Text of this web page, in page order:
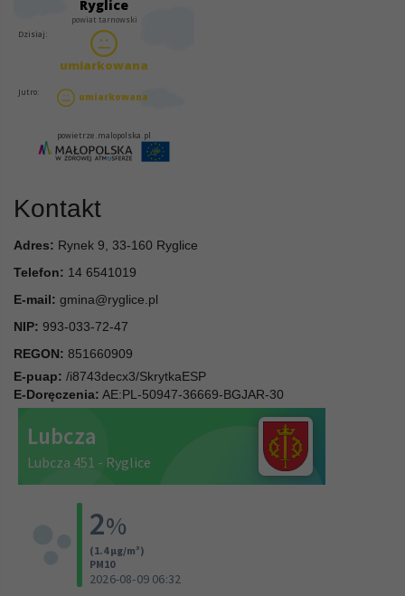
Kontakt
Adres: Rynek 9, 33-160 Ryglice
Telefon: 14 6541019
E-mail: gmina@ryglice.pl
NIP: 993-033-72-47
REGON: 851660909
E-puap: /i8743decx3/SkrytkaESP
E-Doręczenia: AE:PL-50947-36669-BGJAR-30